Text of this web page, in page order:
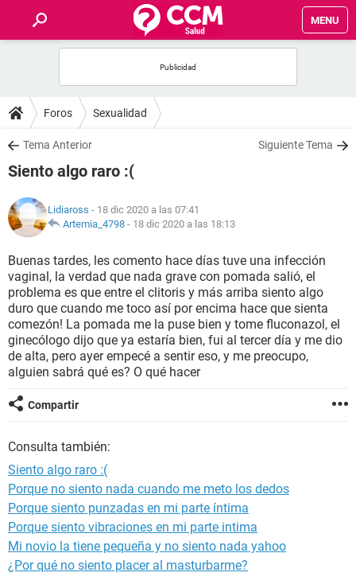
MENU
FOROS
SALUD
NUTRICIÓN
BIENESTAR
SEXUALIDAD
GLOSARIO
Foros Sexualidad
Tema Anterior Siguiente Tema
Siento algo raro :(
Lidiaross - 18 dic 2020 a las 07:41
Artemia_4798 - 18 dic 2020 a las 18:13
Buenas tardes, les comento hace días tuve una infección
vaginal, la verdad que nada grave con pomada salió, el
problema es que entre el clitoris y más arriba siento algo
duro que cuando me toco así por encima hace que sienta
comezón! La pomada me la puse bien y tome fluconazol, el
ginecólogo dijo que ya estaría bien, fui al tercer día y me dio
de alta, pero ayer empecé a sentir eso, y me preocupo,
alguien sabrá qué es? O qué hacer
Compartir
Consulta también:
Siento algo raro :(
Porque no siento nada cuando me meto los dedos
Porque siento punzadas en mi parte íntima
Porque siento vibraciones en mi parte intima
Mi novio la tiene pequeña y no siento nada yahoo
¿Por qué no siento placer al masturbarme?